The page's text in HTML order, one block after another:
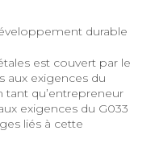
durable
est couvert par le
aux exigences du
qu’entrepreneur
exigences du G033
liés à cette